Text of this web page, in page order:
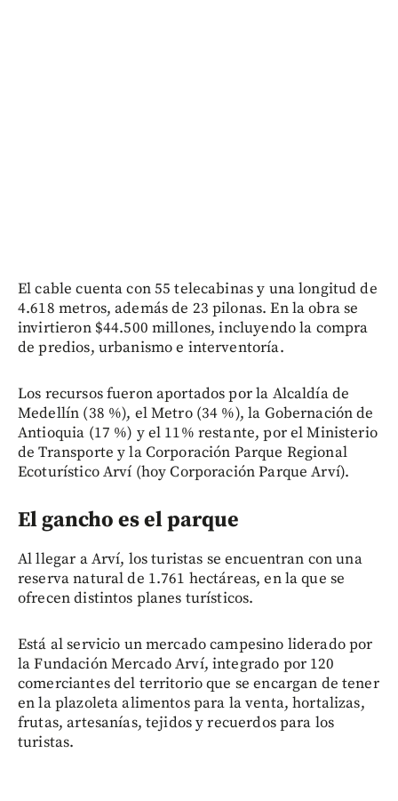
El cable cuenta con 55 telecabinas y una longitud de
4.618 metros, además de 23 pilonas. En la obra se
invirtieron $44.500 millones, incluyendo la compra
de predios, urbanismo e interventoría.
Los recursos fueron aportados por la Alcaldía de
Medellín (38 %), el Metro (34 %), la Gobernación de
Antioquia (17 %) y el 11% restante, por el Ministerio
de Transporte y la Corporación Parque Regional
Ecoturístico Arví (hoy Corporación Parque Arví).
El gancho es el parque
Al llegar a Arví, los turistas se encuentran con una
reserva natural de 1.761 hectáreas, en la que se
ofrecen distintos planes turísticos.
Está al servicio un mercado campesino liderado por
la Fundación Mercado Arví, integrado por 120
comerciantes del territorio que se encargan de tener
en la plazoleta alimentos para la venta, hortalizas,
frutas, artesanías, tejidos y recuerdos para los
turistas.